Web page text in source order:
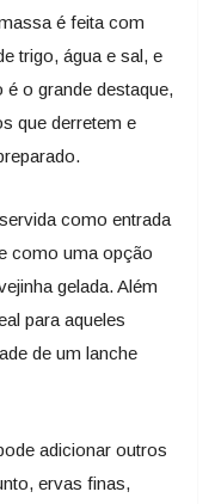
é feita com
trigo, água e sal, e
o grande destaque,
que derretem e
como entrada
como uma opção
gelada. Além
para aqueles
de um lanche
adicionar outros
ervas finas,